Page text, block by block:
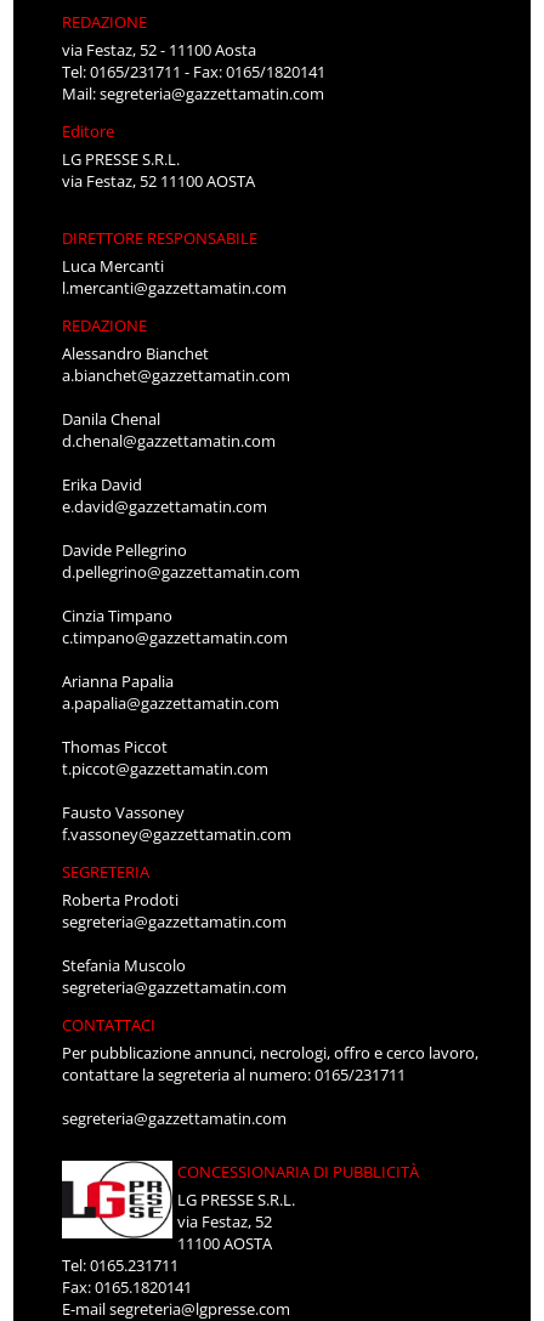
REDAZIONE
via Festaz, 52 - 11100 Aosta
Tel: 0165/231711 - Fax: 0165/1820141
Mail:segreteria@gazzettamatin.com
Editore
LG PRESSE S.R.L.
via Festaz, 52 11100 AOSTA
DIRETTORE RESPONSABILE
Luca Mercanti
l.mercanti@gazzettamatin.com
REDAZIONE
Alessandro Bianchet
a.bianchet@gazzettamatin.com
Danila Chenal
d.chenal@gazzettamatin.com
Erika David
e.david@gazzettamatin.com
Davide Pellegrino
d.pellegrino@gazzettamatin.com
Cinzia Timpano
c.timpano@gazzettamatin.com
Arianna Papalia
a.papalia@gazzettamatin.com
Thomas Piccot
t.piccot@gazzettamatin.com
Fausto Vassoney
f.vassoney@gazzettamatin.com
SEGRETERIA
Roberta Prodoti
segreteria@gazzettamatin.com
Stefania Muscolo
segreteria@gazzettamatin.com
CONTATTACI
Per pubblicazione annunci, necrologi, offro e cerco lavoro,
contattare la segreteria al numero: 0165/231711
segreteria@gazzettamatin.com
CONCESSIONARIA DI PUBBLICITÀ
LG PRESSE S.R.L.
via Festaz, 52
11100 AOSTA
Tel: 0165.231711
Fax: 0165.1820141
E-mailsegreteria@lgpresse.com